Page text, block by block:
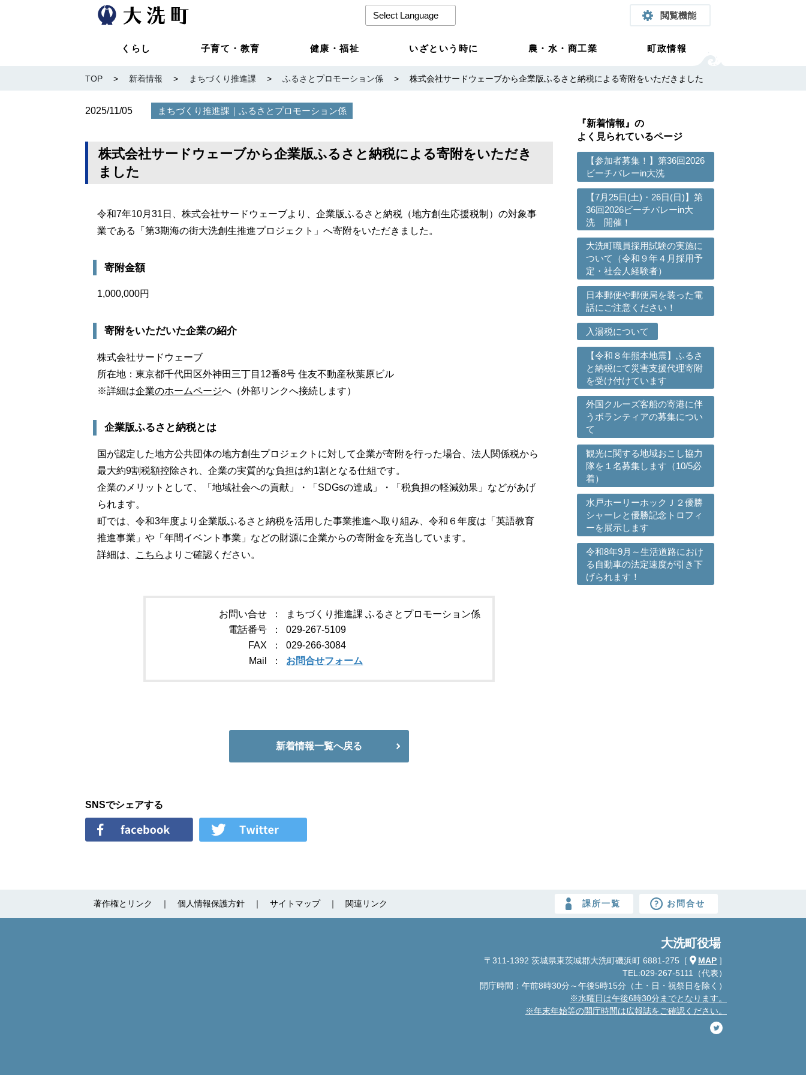
閲覧機能
くらし 子育て・教育 健康・福祉 いざという時に 農・水・商工業 町政情報
TOP > 新着情報 > まちづくり推進課 > ふるさとプロモーション係 > 株式会社サードウェーブから企業版ふるさと納税による寄附をいただきました
2025/11/05 まちづくり推進課 ｜ ふるさとプロモーション係
株式会社サードウェーブから企業版ふるさと納税による寄附をいただき
ました
令和7年10月31日、株式会社サードウェーブより、企業版ふるさと納税（地方創生応援税制）の対象事
業である「第3期海の街大洗創生推進プロジェクト」へ寄附をいただきました。
寄附金額
1,000,000円
寄附をいただいた企業の紹介
株式会社サードウェーブ
所在地：東京都千代田区外神田三丁目12番8号 住友不動産秋葉原ビル
※詳細は企業のホームページへ（外部リンクへ接続します）
企業版ふるさと納税とは
国が認定した地方公共団体の地方創生プロジェクトに対して企業が寄附を行った場合、法人関係税から
最大約9割税額控除され、企業の実質的な負担は約1割となる仕組です。
企業のメリットとして、「地域社会への貢献」・「SDGsの達成」・「税負担の軽減効果」などがあげ
られます。
町では、令和3年度より企業版ふるさと納税を活用した事業推進へ取り組み、令和６年度は「英語教育
推進事業」や「年間イベント事業」などの財源に企業からの寄附金を充当しています。
詳細は、
こちら よりご確認ください。
お問い合せ
まちづくり推進課 ふるさとプロモーション係
電話番号
029-267-5109
FAX
029-266-3084
Mail
お問合せフォーム
新着情報一覧へ戻る
SNSでシェアする
『新着情報』の
よく見られているページ
【参加者募集！】第36回2026
ビーチバレーin大洗
【7月25日(土)・26日(日)】第
36回2026ビーチバレーin大
洗 開催！
大洗町職員採用試験の実施に
ついて（令和９年４月採用予
定・社会人経験者）
日本郵便や郵便局を装った電
話にご注意ください！
入湯税について
【令和８年熊本地震】ふるさ
と納税にて災害支援代理寄附
を受け付けています
外国クルーズ客船の寄港に伴
うボランティアの募集につい
て
観光に関する地域おこし協力
隊を１名募集します（10/5必
着）
水戸ホーリーホックＪ２優勝
シャーレと優勝記念トロフィ
ーを展示します
令和8年9月～生活道路におけ
る自動車の法定速度が引き下
げられます！
著作権とリンク 個人情報保護方針 サイトマップ 関連リンク 課所一覧 お問合せ
大洗町役場
〒311-1392 茨城県東茨城郡大洗町磯浜町 6881-275 ［ MAP ］
TEL:029-267-5111（代表）
開庁時間：午前8時30分～午後5時15分 （土・日・祝祭日を除く）
※水曜日は午後6時30分までとなります。
※年末年始等の開庁時間は広報誌をご確認ください。